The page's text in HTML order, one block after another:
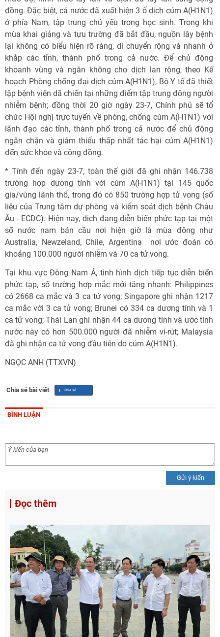
đồng. Đặc biệt, cả nước đã xuất hiện 3 ổ dịch cúm A(H1N1)
ở phía Nam, tập trung chủ yếu trong học sinh. Trong khi
mùa khai giảng và tựu trường đã bắt đầu, nguồn lây bệnh
lại không có biểu hiện rõ ràng, di chuyển rộng và nhanh ở
khắp các tỉnh, thành phố trong cả nước. Để chủ động
khoanh vùng và ngăn không cho dịch lan rộng, theo Kế
hoạch Phòng chống đại dịch cúm A(H1N1), Bộ Y tế đã thiết
lập bệnh viện dã chiến tại những điểm tập trung đông người
nhiễm bệnh; đồng thời 20 giờ ngày 23-7, Chính phủ sẽ tổ
chức Hội nghị trực tuyến về phòng, chống cúm A(H1N1) với
lãnh đạo các tỉnh, thành phố trong cả nước để chủ động
ngăn chặn và giảm thiểu thấp nhất tác hại cúm A(H1N1)
đến sức khỏe và cộng đồng.
* Tính đến ngày 23-7, toàn thế giới đã ghi nhận 146.738
trường hợp dương tính với cúm A(H1N1) tại 145 quốc
gia/vùng lãnh thổ, trong đó có 850 trường hợp tử vong (số
liệu của Trung tâm dự phòng và kiểm soát dịch bệnh Châu
Âu - ECDC). Hiện nay, dịch đang diễn biến phức tạp tại một
số nước nam bán cầu nơi hiện giờ là mùa đông như
Australia, Newzeland, Chile, Argentina  nơi ước đoán có
khoảng 100.000 người nhiễm và 70 ca tử vong.
Tại khu vực Đông Nam Á, tình hình dịch tiếp tục diễn biến
phức tạp, số trường hợp mắc mới tăng nhanh: Philippines
có 2668 ca mắc và 3 ca tử vong; Singapore ghi nhận 1217
ca mắc với 3 ca tử vong; Brunei có 334 ca dương tính và 1
ca tử vong; Thái Lan ghi nhận 44 ca dương tính và ước tính
nước này có hơn 500.000 người đã nhiễm vi-rút; Malaysia
đã ghi nhận ca tử vong đầu tiên do cúm A(H1N1).
NGỌC ANH (TTXVN)
Chia sẻ bài viết
BÌNH LUẬN
Gửi ý kiến
Đọc thêm